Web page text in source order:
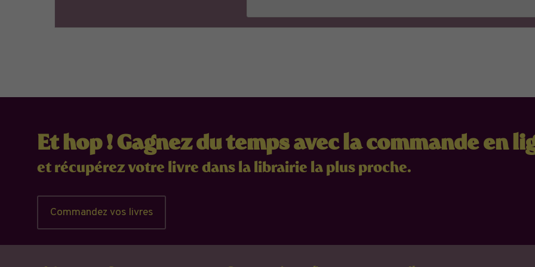
Et hop ! Gagnez du temps avec la commande en
et récupérez votre livre dans la librairie la plus proche.
Commandez vos livres